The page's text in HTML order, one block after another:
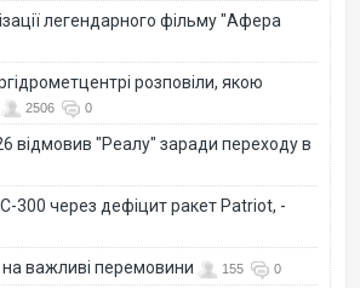
легендарного фільму "Афера
розповіли, якою
2506 0
відмовив "Реалу" заради переходу в
300 через дефіцит ракет Patriot, -
на важливі перемовини 155 0